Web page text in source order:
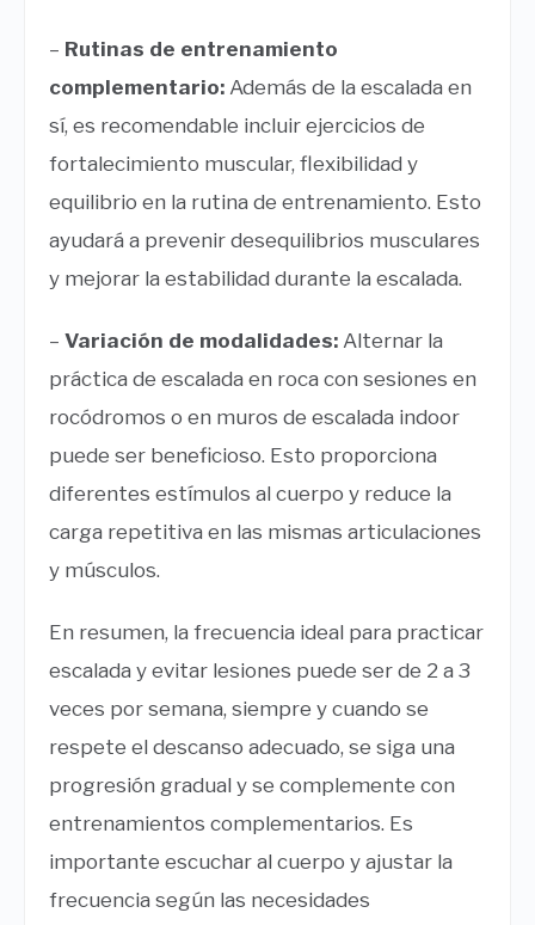
– Rutinas de entrenamiento
complementario: Además de la escalada en
sí, es recomendable incluir ejercicios de
fortalecimiento muscular, flexibilidad y
equilibrio en la rutina de entrenamiento. Esto
ayudará a prevenir desequilibrios musculares
y mejorar la estabilidad durante la escalada.
– Variación de modalidades: Alternar la
práctica de escalada en roca con sesiones en
rocódromos o en muros de escalada indoor
puede ser beneficioso. Esto proporciona
diferentes estímulos al cuerpo y reduce la
carga repetitiva en las mismas articulaciones
y músculos.
En resumen, la frecuencia ideal para practicar
escalada y evitar lesiones puede ser de 2 a 3
veces por semana, siempre y cuando se
respete el descanso adecuado, se siga una
progresión gradual y se complemente con
entrenamientos complementarios. Es
importante escuchar al cuerpo y ajustar la
frecuencia según las necesidades